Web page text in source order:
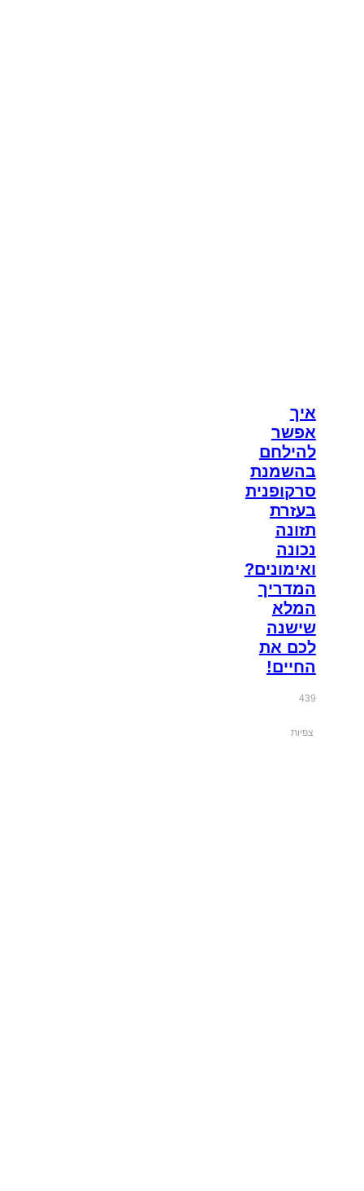
איך
אפשר
להילחם
בהשמנת
סרקופנית
בעזרת
תזונה
נכונה
ואימונים?
המדריך
המלא
שישנה
לכם את
החיים!
439
צפיות